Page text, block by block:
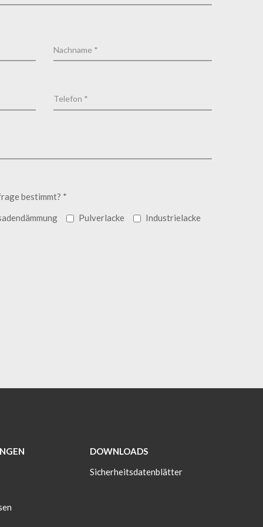
bestimmt? *
Pulverlacke
Industrielacke
DOWNLOADS
Sicherheitsdatenblätter